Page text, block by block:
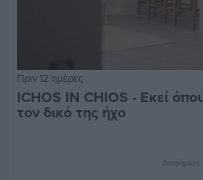
Πριν 12 ημέρες
ICHOS IN CHIOS - Εκεί
τον δικό της ήχο
Διαφήμιση